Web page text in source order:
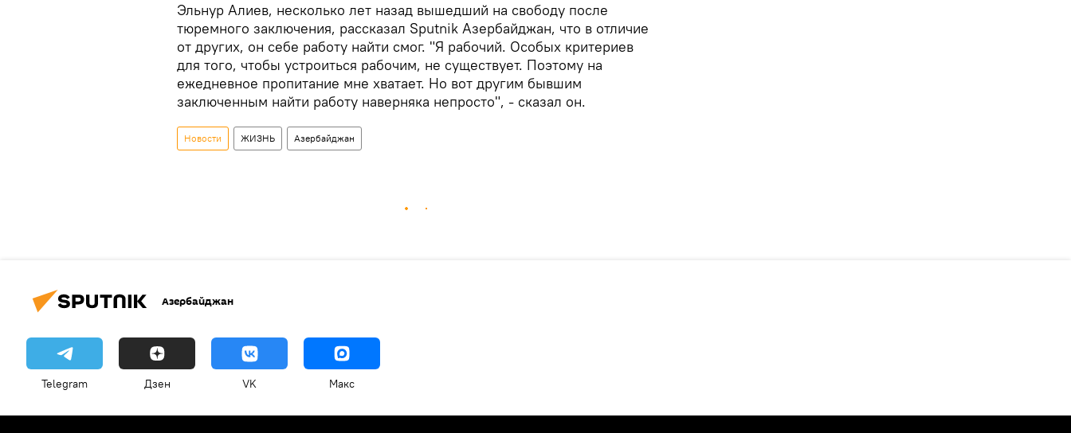
Эльнур Алиев, несколько лет назад вышедший на свободу после
тюремного заключения, рассказал Sputnik Азербайджан, что в отличие
от других, он себе работу найти смог. "Я рабочий. Особых критериев
для того, чтобы устроиться рабочим, не существует. Поэтому на
ежедневное пропитание мне хватает. Но вот другим бывшим
заключенным найти работу наверняка непросто", - сказал он.
Новости ЖИЗНЬ Азербайджан
Азербайджан
Telegram Дзен VK Макс